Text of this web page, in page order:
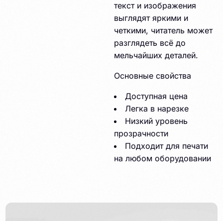
текст и изображения
выглядят яркими и
четкими, читатель может
разглядеть всё до
мельчайших деталей.
Основные свойства
Доступная цена
Легка в нарезке
Низкий уровень
прозрачности
Подходит для печати
на любом оборудовании